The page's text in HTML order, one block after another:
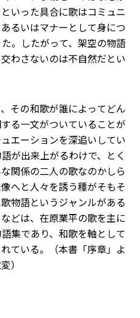
いった具合に歌はコミュニ
るいはマナーとして身につ
。したがって、架空の物語
わさないのは不自然だとい
その和歌が誰によってどん
る一文がついていることが
エーションを深追いしてい
が出来上がるわけで、とく
関係の二人の歌なのかしら
へと人々を誘う種がそもそ
物語というジャンルがある
どは、在原業平の歌を主に
集であり、和歌を軸として
ている。（本書「序章」よ
）